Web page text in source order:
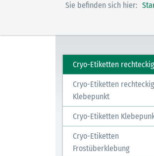
Sie befinden sich hier:
Cryo-Etiketten rechteckig
Cryo-Etiketten
Klebepunkt
Cryo-Etiketten
Cryo-Etiketten
Frostüberklebung